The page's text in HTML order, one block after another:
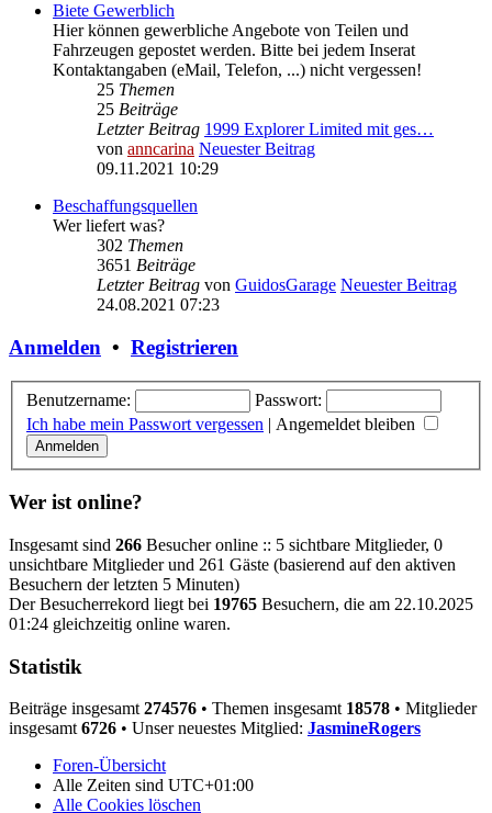
Biete Gewerblich
Hier können gewerbliche Angebote von Teilen und
Fahrzeugen gepostet werden. Bitte bei jedem Inserat
Kontaktangaben (eMail, Telefon, ...) nicht vergessen!
25 Themen
25 Beiträge
Letzter Beitrag 1999 Explorer Limited mit ges…
von anncarina Neuester Beitrag
09.11.2021 10:29
Beschaffungsquellen
Wer liefert was?
302 Themen
3651 Beiträge
Letzter Beitrag von GuidosGarage Neuester Beitrag
24.08.2021 07:23
Anmelden • Registrieren
Benutzername:
Passwort:
Ich habe mein Passwort vergessen | Angemeldet bleiben
Wer ist online?
Insgesamt sind 266 Besucher online :: 5 sichtbare Mitglieder, 0
unsichtbare Mitglieder und 261 Gäste (basierend auf den aktiven
Besuchern der letzten 5 Minuten)
Der Besucherrekord liegt bei 19765 Besuchern, die am 22.10.2025
01:24 gleichzeitig online waren.
Statistik
Beiträge insgesamt 274576 • Themen insgesamt 18578 • Mitglieder
insgesamt 6726 • Unser neuestes Mitglied: JasmineRogers
Foren-Übersicht
Alle Zeiten sind UTC+01:00
Alle Cookies löschen